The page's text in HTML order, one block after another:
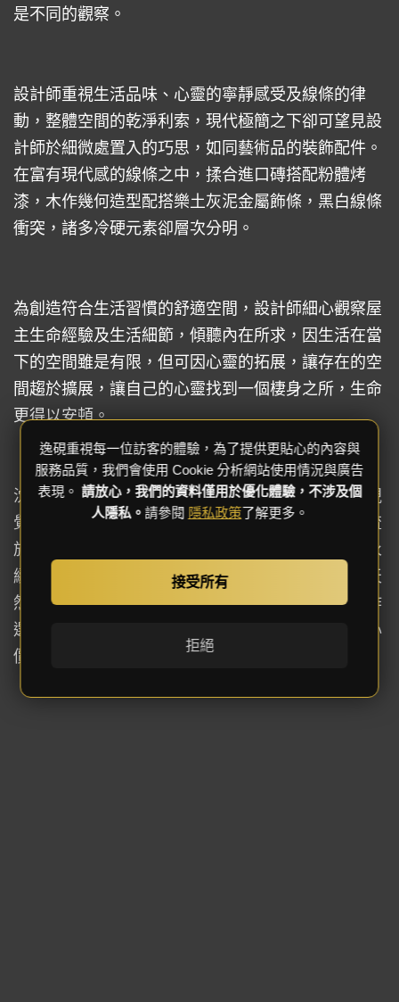
是不同的觀察。
設計師重視生活品味、心靈的寧靜感受及線條的律
動，整體空間的乾淨利索，現代極簡之下卻可望見設
計師於細微處置入的巧思，如同藝術品的裝飾配件。
在富有現代感的線條之中，揉合進口磚搭配粉體烤
漆，木作幾何造型配搭樂土灰泥金屬飾條，黑白線條
衝突，諸多冷硬元素卻層次分明。
為創造符合生活習慣的舒適空間，設計師細心觀察屋
主生命經驗及生活細節，傾聽內在所求，因生活在當
下的空間雖是有限，但可因心靈的拓展，讓存在的空
間趨於擴展，讓自己的心靈找到一個棲身之所，生命
更得以安頓。
沈穩鐵件、優雅石材、木作造型交匯形成出豐富的視
覺層次，精準專業的分割技巧讓空間機能分明且不流
於單調，營造出鮮明俐落的景深效果，再者，落實永
續環保理念，因大理石不可再生，藉以進口磚代替天
然大理石，空間部分選用系統櫃再生環保材料，木作
選用低甲醛與無毒環保漆等，堅守耐心、用心的核心
價值，於此繪製出一幅華美的畫作。
逸硯重視每一位訪客的體驗，為了提供更貼心的內容與
服務品質，我們會使用 Cookie 分析網站使用情況與廣告
表現。 請放心，我們的資料僅用於優化體驗，不涉及個
人隱私。請參閱 隱私政策了解更多。
接受所有
拒絕